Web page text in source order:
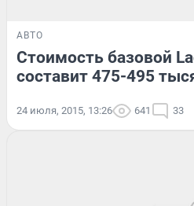
АВТО
Стоимость базовой
составит 475-495
24 июля, 2015, 13:26 641 33